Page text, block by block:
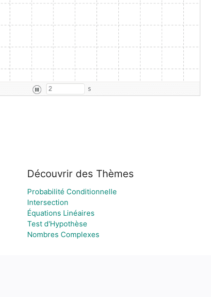
Découvrir des Thèmes
Probabilité Conditionnelle
Intersection
Équations Linéaires
Test d'Hypothèse
Nombres Complexes